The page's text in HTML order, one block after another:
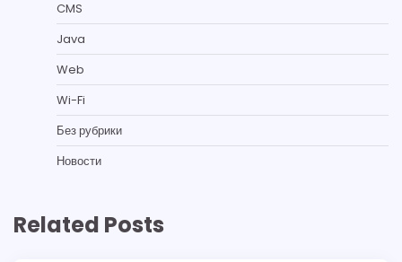
CMS
Java
Web
Wi-Fi
Без рубрики
Новости
Related Posts